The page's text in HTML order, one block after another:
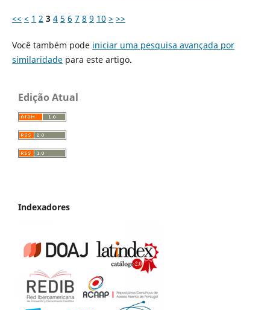
<< < 1 2 3 4 5 6 7 8 9 10 > >>
Você também pode iniciar uma pesquisa avançada por
similaridadepara este artigo.
Edição Atual
Indexadores